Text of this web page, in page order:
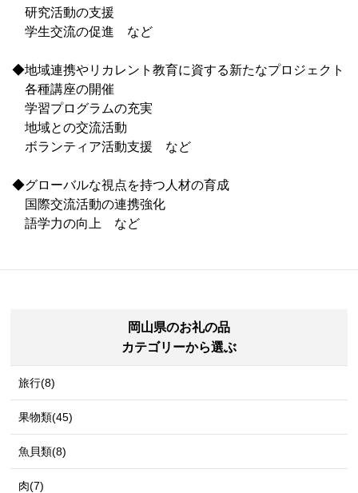
研究活動の支援
学生交流の促進 など
◆地域連携やリカレント教育に資する新たなプロジェクト
各種講座の開催
学習プログラムの充実
地域との交流活動
ボランティア活動支援 など
◆グローバルな視点を持つ人材の育成
国際交流活動の連携強化
語学力の向上 など
岡山県のお礼の品
カテゴリーから選ぶ
旅行(8)
果物類(45)
魚貝類(8)
肉(7)